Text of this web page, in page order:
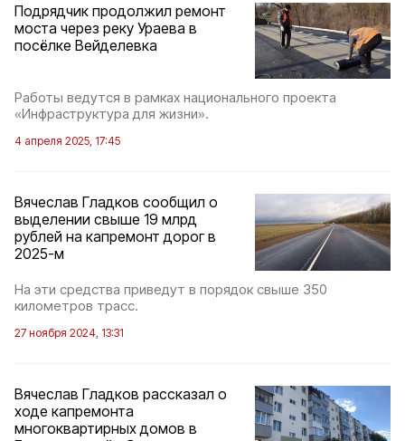
Подрядчик продолжил ремонт
моста через реку Ураева в
посёлке Вейделевка
Работы ведутся в рамках национального проекта
«Инфраструктура для жизни».
4 апреля 2025, 17:45
Вячеслав Гладков сообщил о
выделении свыше 19 млрд
рублей на капремонт дорог в
2025-м
На эти средства приведут в порядок свыше 350
километров трасс.
27 ноября 2024, 13:31
Вячеслав Гладков рассказал о
ходе капремонта
многоквартирных домов в